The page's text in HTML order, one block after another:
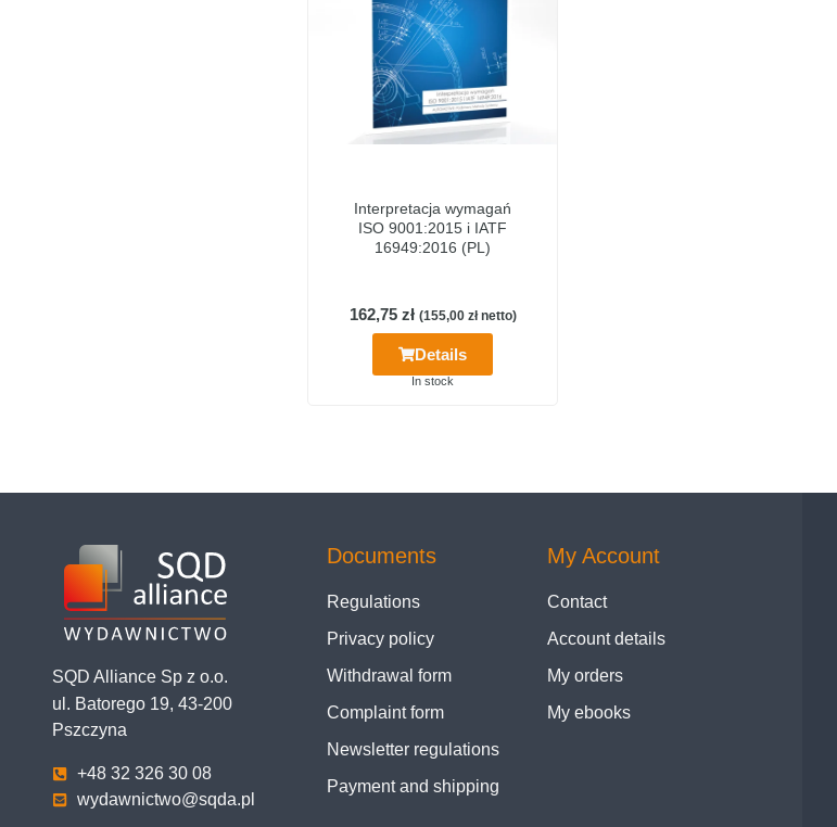
Interpretacja wymagań
ISO 9001:2015 i IATF
16949:2016 (PL)
162,75 zł (155,00 złnetto)
Details
In stock
SQD Alliance Sp z o.o.
ul. Batorego 19, 43-200
Pszczyna
+48 32 326 30 08
wydawnictwo@sqda.pl
Documents
Regulations
Privacy policy
Withdrawal form
Complaint form
Newsletter regulations
Payment and shipping
My Account
Contact
Account details
My orders
My ebooks